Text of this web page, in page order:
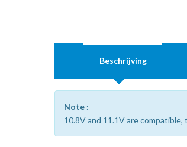
Beschrijving
Note :
10.8V and 11.1V are